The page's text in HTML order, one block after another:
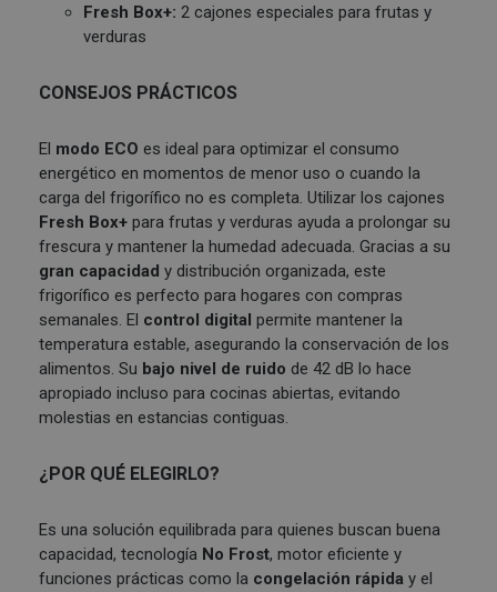
Fresh Box+: 2 cajones especiales para frutas y
verduras
CONSEJOS PRÁCTICOS
El modo ECO es ideal para optimizar el consumo
energético en momentos de menor uso o cuando la
carga del frigorífico no es completa. Utilizar los cajones
Fresh Box+ para frutas y verduras ayuda a prolongar su
frescura y mantener la humedad adecuada. Gracias a su
gran capacidad y distribución organizada, este
frigorífico es perfecto para hogares con compras
semanales. El control digital permite mantener la
temperatura estable, asegurando la conservación de los
alimentos. Su bajo nivel de ruido de 42 dB lo hace
apropiado incluso para cocinas abiertas, evitando
molestias en estancias contiguas.
¿POR QUÉ ELEGIRLO?
Es una solución equilibrada para quienes buscan buena
capacidad, tecnología No Frost, motor eficiente y
funciones prácticas como la congelación rápida y el